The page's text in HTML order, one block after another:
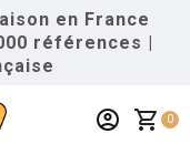
en France
références |
shopping_cart 0
account_circle